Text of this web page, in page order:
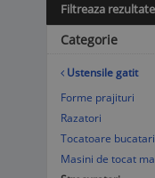
-
Cumperi
in
siguranta
de
la
vanzatori
incredere
Filtreaza rezultate
Categorie
Ustensile gatit
Forme prajituri
Razatori
Tocatoare
Masini de tocat